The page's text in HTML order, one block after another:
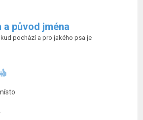
původ jména
pochází a pro jakého psa je